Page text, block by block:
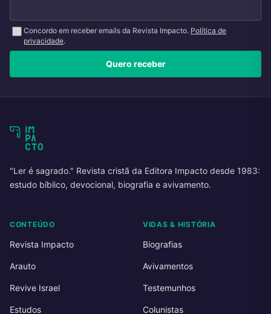
Concordo em receber emails da Revista Impacto. Política de
privacidade.
Quero receber
"Ler é sagrado." Revista cristã da Editora Impacto desde 1983:
estudo bíblico, devocional, biografia e avivamento.
CONTEÚDO
Revista Impacto
Arauto
Revive Israel
Estudos
VIDAS & HISTÓRIA
Biografias
Avivamentos
Testemunhos
Colunistas